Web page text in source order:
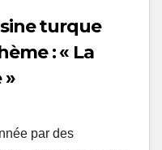
turque
: « La
»
par des